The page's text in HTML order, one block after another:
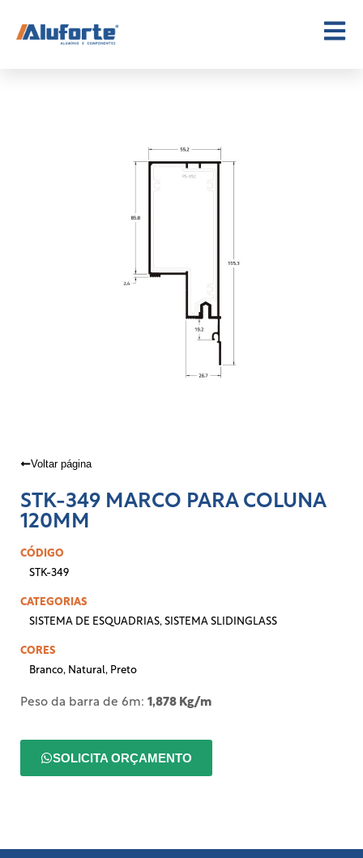
Voltar página
STK-349 MARCO PARA COLUNA
120MM
CÓDIGO
STK-349
CATEGORIAS
SISTEMA DE ESQUADRIAS, SISTEMA SLIDINGLASS
CORES
Branco, Natural, Preto
Peso da barra de 6m: 1,878 Kg/m
SOLICITA ORÇAMENTO